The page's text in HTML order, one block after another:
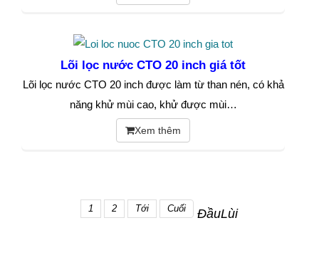
Lõi lọc nước CTO 20 inch giá tốt
Lõi lọc nước CTO 20 inch được làm từ than nén, có khả
năng khử mùi cao, khử được mùi…
Xem thêm
ĐầuLùi
1 2 Tới Cuối